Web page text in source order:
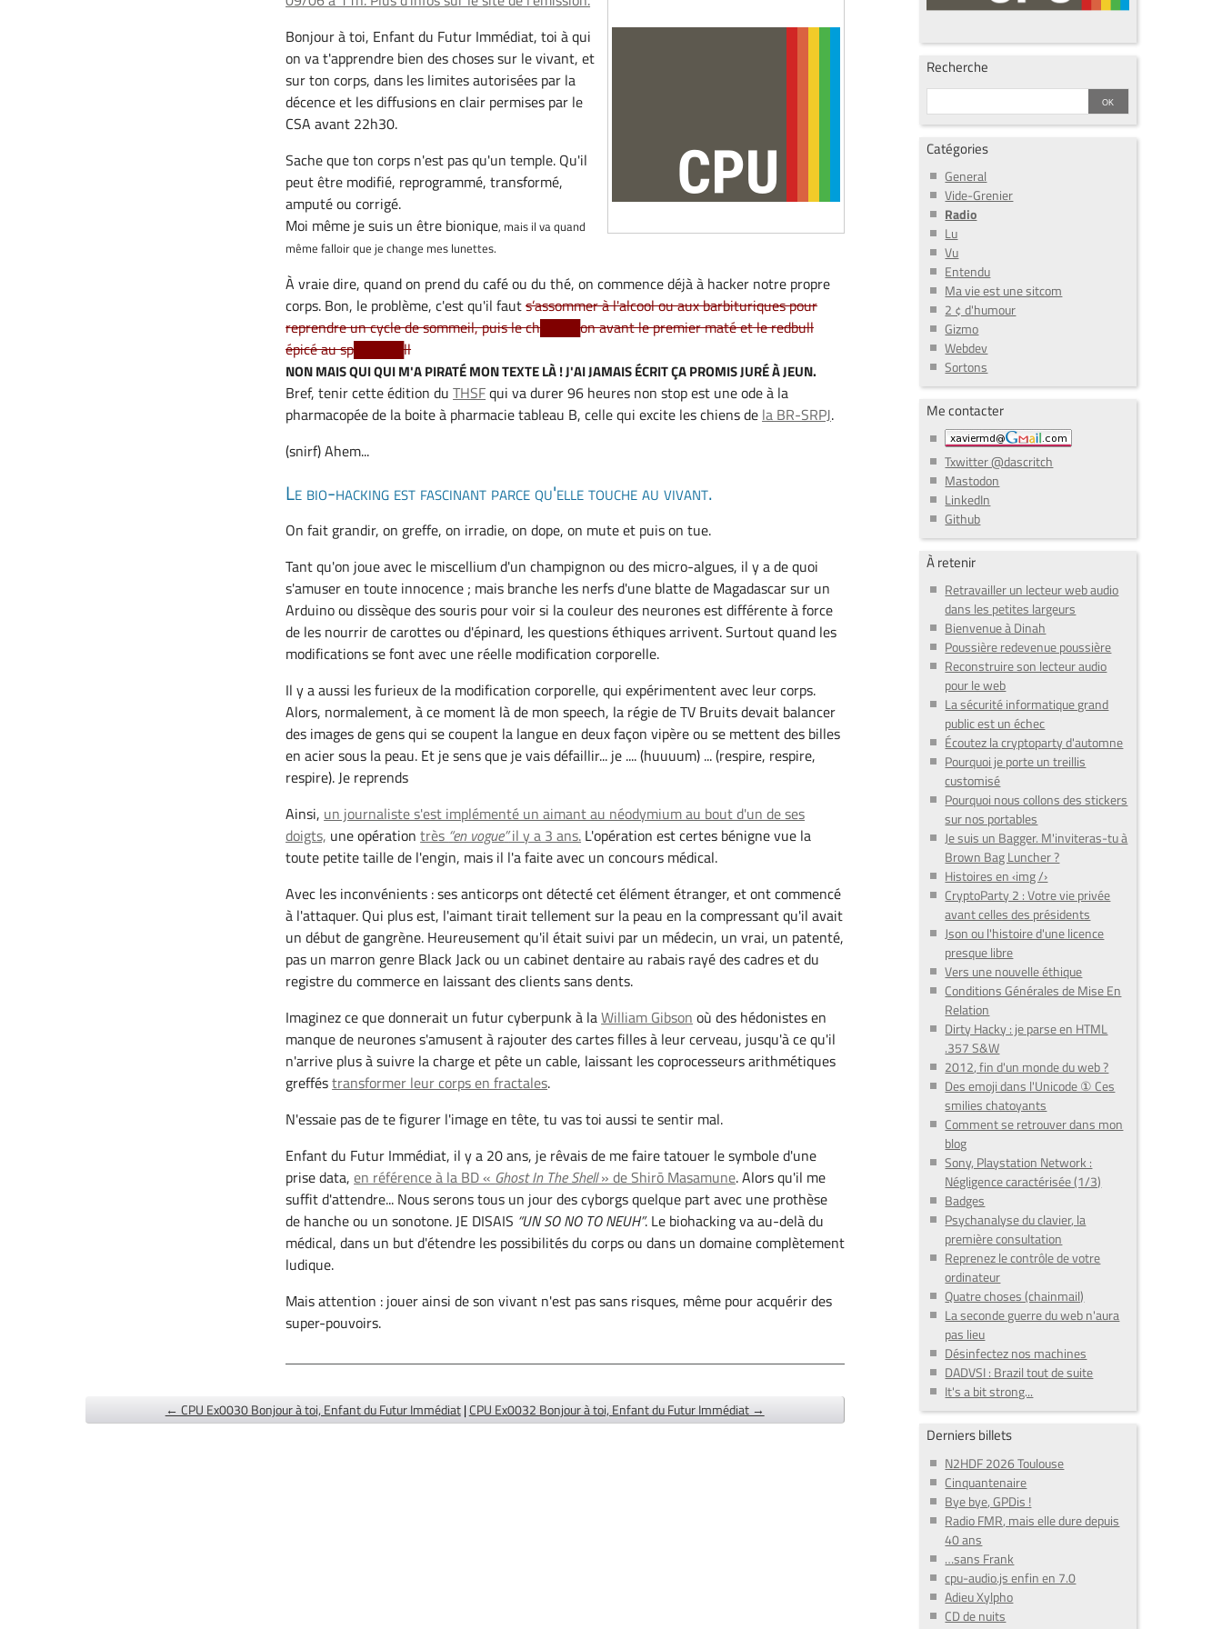
Bonjour à toi, Enfant du Futur Immédiat, toi à qui
on va t'apprendre bien des choses sur le vivant, et
sur ton corps, dans les limites autorisées par la
décence et les diffusions en clair permises par le
CSA avant 22h30.
Sache que ton corps n'est pas qu'un temple. Qu'il
peut être modifié, reprogrammé, transformé,
amputé ou corrigé.
Moi même je suis un être bionique, mais il va quand
même falloir que je change mes lunettes.
À vraie dire, quand on prend du café ou du thé, on commence déjà à hacker notre propre
corps. Bon, le problème, c'est qu'il fauts’assommer à l'alcool ou aux barbituriques pour
reprendre un cycle de sommeil, puis le ch████on avant le premier maté et le redbull
épicé au sp█████ll
NON MAIS QUI QUI M'A PIRATÉ MON TEXTE LÀ ! J'AI JAMAIS ÉCRIT ÇA PROMIS JURÉ À JEUN.
Bref, tenir cette édition duTHSFqui va durer 96 heures non stop est une ode à la
pharmacopée de la boite à pharmacie tableau B, celle qui excite les chiens de la BR-SRPJ.
(snirf) Ahem...
Le bio-hacking est fascinant parce qu'elle touche au vivant.
On fait grandir, on greffe, on irradie, on dope, on mute et puis on tue.
Tant qu'on joue avec le miscellium d'un champignon ou des micro-algues, il y a de quoi
s'amuser en toute innocence ; mais branche les nerfs d'une blatte de Magadascar sur un
Arduino ou dissèque des souris pour voir si la couleur des neurones est différente à force
de les nourrir de carottes ou d'épinard, les questions éthiques arrivent. Surtout quand les
modifications se font avec une réelle modification corporelle.
Il y a aussi les furieux de la modification corporelle, qui expérimentent avec leur corps.
Alors, normalement, à ce moment là de mon speech, la régie de TV Bruits devait balancer
des images de gens qui se coupent la langue en deux façon vipère ou se mettent des billes
en acier sous la peau. Et je sens que je vais défaillir... je .... (huuuum) ... (respire, respire,
respire). Je reprends
Ainsi, un journaliste s'est implémenté un aimant au néodymium au bout d'un de ses
doigts, une opérationtrès en vogue il y a 3 ans. L'opération est certes bénigne vue la
toute petite taille de l'engin, mais il l'a faite avec un concours médical.
Avec les inconvénients : ses anticorps ont détecté cet élément étranger, et ont commencé
à l'attaquer. Qui plus est, l'aimant tirait tellement sur la peau en la compressant qu'il avait
un début de gangrène. Heureusement qu'il était suivi par un médecin, un vrai, un patenté,
pas un marron genre Black Jack ou un cabinet dentaire au rabais rayé des cadres et du
registre du commerce en laissant des clients sans dents.
Imaginez ce que donnerait un futur cyberpunk à laWilliam Gibson où des hédonistes en
manque de neurones s'amusent à rajouter des cartes filles à leur cerveau, jusqu'à ce qu'il
n'arrive plus à suivre la charge et pête un cable, laissant les coprocesseurs arithmétiques
grefféstransformer leur corps en fractales.
N'essaie pas de te figurer l'image en tête, tu vas toi aussi te sentir mal.
Enfant du Futur Immédiat, il y a 20 ans, je rêvais de me faire tatouer le symbole d'une
prise data,en référence à la BD « Ghost In The Shell» de Shirō Masamune. Alors qu'il me
suffit d'attendre... Nous serons tous un jour des cyborgs quelque part avec une prothèse
de hanche ou un sonotone. JE DISAIS UN SO NO TO NEUH . Le biohacking va au-delà du
médical, dans un but d'étendre les possibilités du corps ou dans un domaine complètement
ludique.
Mais attention : jouer ainsi de son vivant n'est pas sans risques, même pour acquérir des
super-pouvoirs.
← CPU Ex0030 Bonjour à toi, Enfant du Futur Immédiat |CPU Ex0032 Bonjour à toi, Enfant du Futur Immédiat →
Recherche
Catégories
General
Vide-Grenier
Radio
Lu
Vu
Entendu
Ma vie est une sitcom
2 ¢ d'humour
Gizmo
Webdev
Sortons
Me contacter
Txwitter @dascritch
Mastodon
LinkedIn
Github
À retenir
Retravailler un lecteur web audio
dans les petites largeurs
Bienvenue à Dinah
Poussière redevenue poussière
Reconstruire son lecteur audio
pour le web
La sécurité informatique grand
public est un échec
Écoutez la cryptoparty d'automne
Pourquoi je porte un treillis
customisé
Pourquoi nous collons des stickers
sur nos portables
Je suis un Bagger. M'inviteras-tu à
Brown Bag Luncher ?
Histoires en ‹img /›
CryptoParty 2 : Votre vie privée
avant celles des présidents
Json ou l'histoire d'une licence
presque libre
Vers une nouvelle éthique
Conditions Générales de Mise En
Relation
Dirty Hacky : je parse en HTML
.357 S&W
2012, fin d'un monde du web ?
Des emoji dans l'Unicode ① Ces
smilies chatoyants
Comment se retrouver dans mon
blog
Sony, Playstation Network :
Négligence caractérisée (1/3)
Badges
Psychanalyse du clavier, la
première consultation
Reprenez le contrôle de votre
ordinateur
Quatre choses (chainmail)
La seconde guerre du web n'aura
pas lieu
Désinfectez nos machines
DADVSI : Brazil tout de suite
It's a bit strong...
Derniers billets
N2HDF 2026 Toulouse
Cinquantenaire
Bye bye, GPDis !
Radio FMR, mais elle dure depuis
40 ans
…sans Frank
cpu-audio.js enfin en 7.0
Adieu Xylpho
CD de nuits